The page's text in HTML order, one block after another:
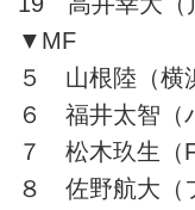
▼MF
５ 山根陸（横
６ 福井太智（
７ 松木玖生（
８ 佐野航大（